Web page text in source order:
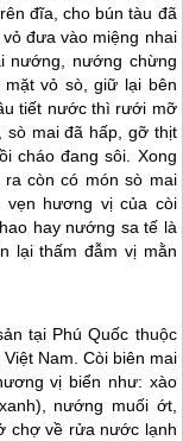
đĩa, cho bún tàu đã
đưa vào miệng nhai
nướng, nướng chừng
vỏ sò, giữ lại bên
tiết nước thì rưới mỡ
sò mai đã hấp, gỡ thịt
cháo đang sôi. Xong
còn có món sò mai
hương vị của còi
hay nướng sa tế là
lại thấm đẫm vị mằn
tại Phú Quốc thuộc
Nam. Còi biên mai
vị biển như: xào
nướng muối ớt,
chợ về rửa nước lạnh